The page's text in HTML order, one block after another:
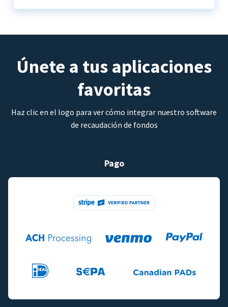
Únete a tus aplicaciones
favoritas
Haz clic en el logo para ver cómo integrar nuestro software
de recaudación de fondos
Pago